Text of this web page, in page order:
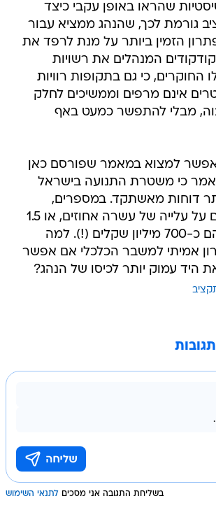
שהראו באופן עקבי כיצד
גורמת לכך, שהנהג ממציא עבור
הזמין ביותר על מנת לרפד את
המנהלים את רשויות
החוקרים, כי גם בתקופות רוויות
אינם מרפים וממשיכים לחלק
מבלי להתפשר כמעט באף
אפשר למצוא במאמר שפורסם כאן
כי משטרת התנועה בישראל
דוחות מאשתקד. במספרים,
הנתונים מדברים על עלייה של עשרה אחוזים, או 1.5
מיליון דוחות שהם כ-700 מיליון שקלים (!). למה
אמיתי למשבר הכלכלי אם אפשר
היד עמוק יותר לכיסו של הנהג?
בשליחת התגובה אני מסכים לתנאי השימוש